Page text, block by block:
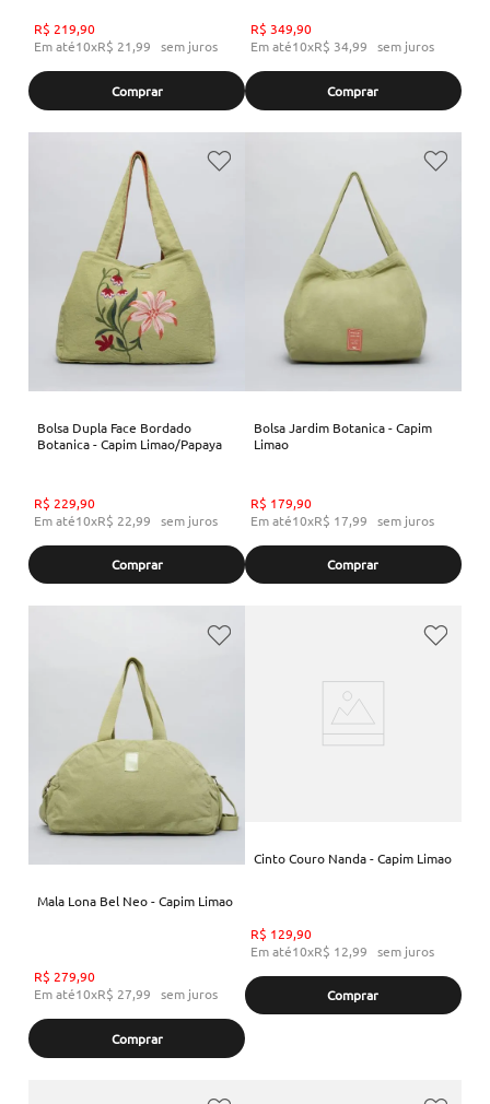
R$ 219,90
Em até10xR$ 21,99 sem juros
Comprar
R$ 349,90
Em até10xR$ 34,99 sem juros
Comprar
Bolsa Dupla Face Bordado
Botanica - Capim Limao/Papaya
R$ 229,90
Em até10xR$ 22,99 sem juros
Comprar
Bolsa Jardim Botanica - Capim
Limao
R$ 179,90
Em até10xR$ 17,99 sem juros
Comprar
Mala Lona Bel Neo - Capim Limao
R$ 279,90
Em até10xR$ 27,99 sem juros
Comprar
Cinto Couro Nanda - Capim Limao
R$ 129,90
Em até10xR$ 12,99 sem juros
Comprar